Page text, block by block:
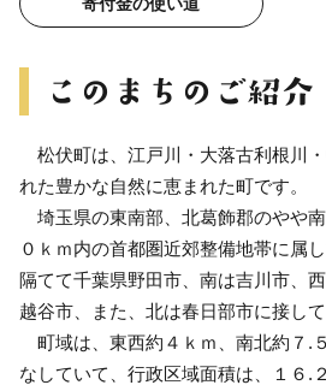
松伏町は、江戸川・大落古利根川
れた豊かな自然に恵まれた町です。
埼玉県の東南部、北葛飾郡のやや
０ｋｍ内の首都圏近郊整備地帯に属
隔てて千葉県野田市、南は吉川市、
越谷市、また、北は春日部市に接して
町域は、東西約４ｋｍ、南北約７.
なしていて、行政区域面積は、１６.